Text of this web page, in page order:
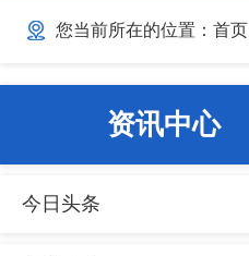
您当前所在的位置： 首页
资讯中心
今日头条